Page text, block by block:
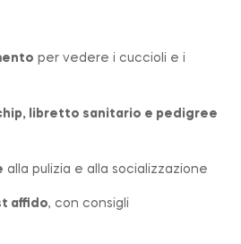
per vedere i cuccioli e i
libretto sanitario e pedigree
alla pulizia e alla socializzazione
affido, con consigli